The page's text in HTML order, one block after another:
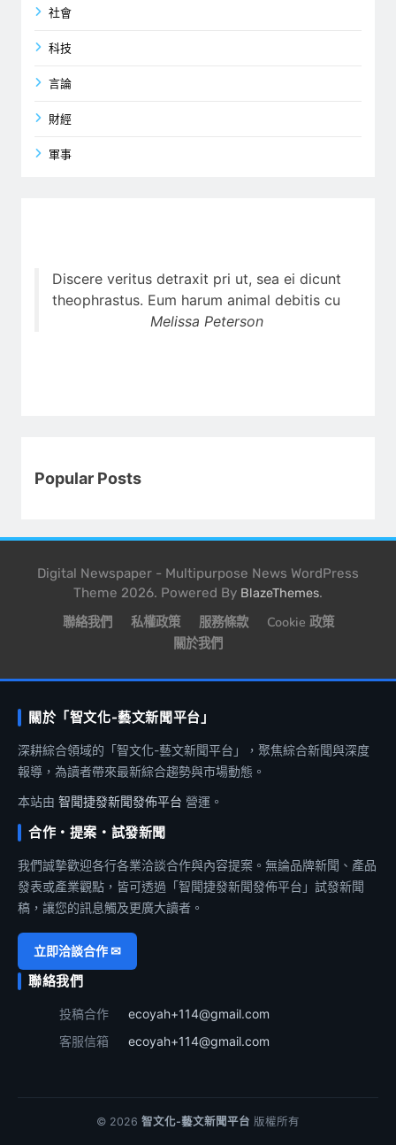
社會
科技
言論
財經
軍事
Discere veritus detraxit pri ut, sea ei dicunt
theophrastus. Eum harum animal debitis cu
Melissa Peterson
Popular Posts
Digital Newspaper - Multipurpose News WordPress
Theme 2026. Powered By BlazeThemes.
聯絡我們 私權政策 服務條款
Cookie 政策
關於我們
關於「智文化-藝文新聞平台」
深耕綜合領域的「智文化-藝文新聞平台」，聚焦綜合新聞與深度
報導，為讀者帶來最新綜合趨勢與市場動態。
本站由 智聞捷發新聞發佈平台 營運。
合作・提案・試發新聞
我們誠摯歡迎各行各業洽談合作與內容提案。無論品牌新聞、產品
發表或產業觀點，皆可透過「智聞捷發新聞發佈平台」試發新聞
稿，讓您的訊息觸及更廣大讀者。
立即洽談合作 ✉
聯絡我們
投稿合作
ecoyah+114@gmail.com
客服信箱
ecoyah+114@gmail.com
© 2026 智文化-藝文新聞平台 版權所有